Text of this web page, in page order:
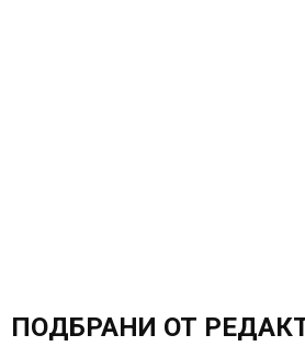
ПОДБРАНИ ОТ